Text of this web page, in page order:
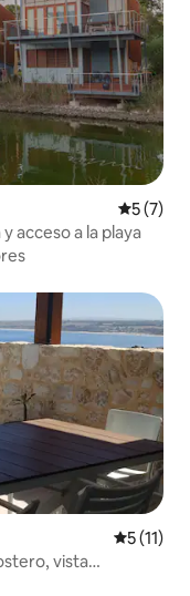
5 (7)
acceso a la playa
5 (11)
vista